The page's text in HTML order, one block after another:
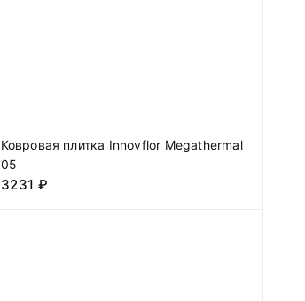
Ковровая плитка Innovflor Megathermal
05
3231 ₽